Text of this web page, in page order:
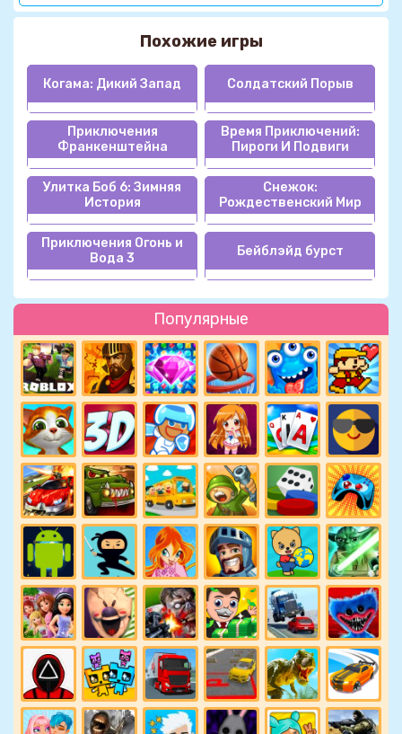
Популярные
Похожие игры
Когама: Дикий Запад Солдатский Порыв
Приключения
Франкенштейна
Время Приключений:
Пироги И Подвиги
Улитка Боб 6: Зимняя
История
Снежок:
Рождественский Мир
Приключения Огонь и
Вода 3
Бейблэйд бурст